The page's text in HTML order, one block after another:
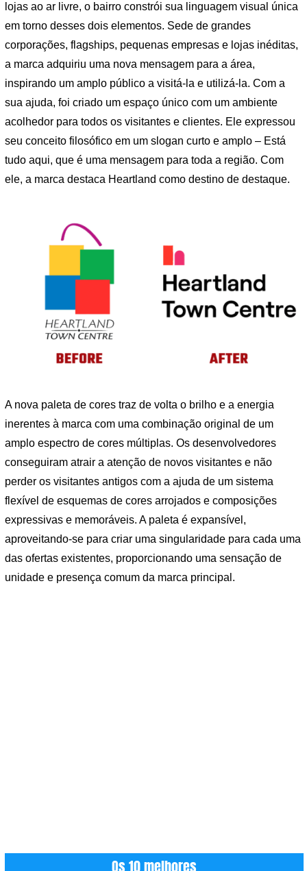
lojas ao ar livre, o bairro constrói sua linguagem visual única
em torno desses dois elementos. Sede de grandes
corporações, flagships, pequenas empresas e lojas inéditas,
a marca adquiriu uma nova mensagem para a área,
inspirando um amplo público a visitá-la e utilizá-la. Com a
sua ajuda, foi criado um espaço único com um ambiente
acolhedor para todos os visitantes e clientes. Ele expressou
seu conceito filosófico em um slogan curto e amplo – Está
tudo aqui, que é uma mensagem para toda a região. Com
ele, a marca destaca Heartland como destino de destaque.
A nova paleta de cores traz de volta o brilho e a energia
inerentes à marca com uma combinação original de um
amplo espectro de cores múltiplas. Os desenvolvedores
conseguiram atrair a atenção de novos visitantes e não
perder os visitantes antigos com a ajuda de um sistema
flexível de esquemas de cores arrojados e composições
expressivas e memoráveis. A paleta é expansível,
aproveitando-se para criar uma singularidade para cada uma
das ofertas existentes, proporcionando uma sensação de
unidade e presença comum da marca principal.
Os 10 melhores